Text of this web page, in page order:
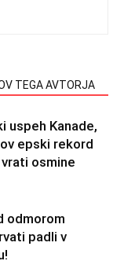
TEGA AVTORJA
uspeh Kanade,
epski rekord
osmine
odmorom
padli v